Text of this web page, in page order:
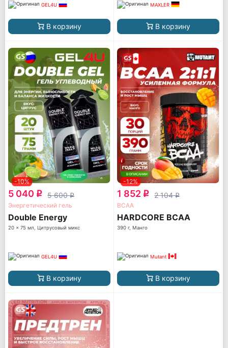
GEL4U
В корзину
MAXLER
В корзину
-10%
5 040 q 5 600q
Энергетический гель
Double Energy
20 x 75 мл, Цитрусовый микс
GEL4U
В корзину
-12%
1 852 q 2 104q
ВСАА
HARDCORE BCAA
390 г, Манго
Mutant
В корзину